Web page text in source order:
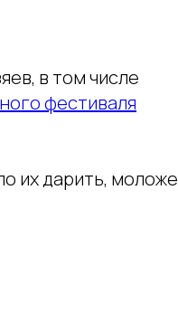
в том числе
фестиваля
их дарить, моложе